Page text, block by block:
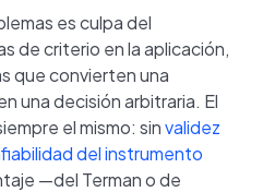
es culpa del
de criterio en la aplicación,
que convierten una
una decisión arbitraria. El
el mismo: sinvalidez
del instrumento
—del Terman o de